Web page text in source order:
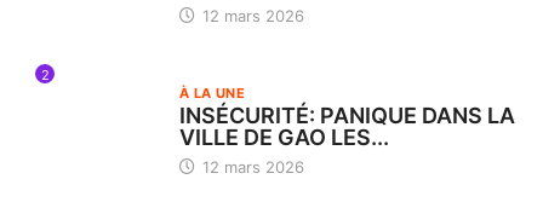
12 mars 2026
2
À LA UNE
INSÉCURITÉ: PANIQUE DANS LA
VILLE DE GAO LES...
12 mars 2026